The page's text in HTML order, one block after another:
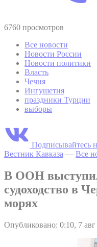
6760 просмотров
Все новости
Новости России
Новости политики
Власть
Чечня
Ингушетия
праздники Турции
выборы
Подписывайтесь
Вестник Кавказа — Все
В ООН
судоходство в
морях
Опубликовано: 0:10, 7